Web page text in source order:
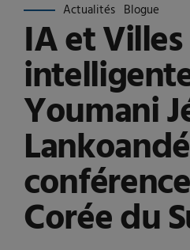
Actualités Blogue
IA et Villes
Youmani
Corée du